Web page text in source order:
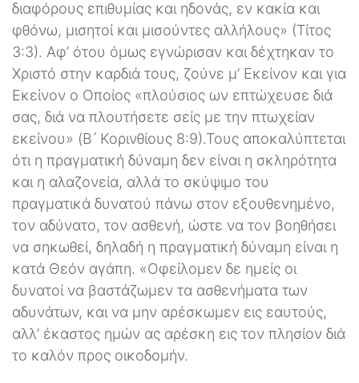
διαφόρους επιθυμίας και ηδονάς, εν κακία και
φθόνω, μισητοί και μισούντες αλλήλους» (Τίτος
3:3). Αφ’ ότου όμως εγνώρισαν και δέχτηκαν το
Χριστό στην καρδιά τους, ζούνε μ’ Εκείνον και για
Εκείνον ο Οποίος «πλούσιος ων επτώχευσε διά
σας, διά να πλουτήσετε σείς με την πτωχείαν
εκείνου» (B ́ Κορινθίους 8:9).Τους αποκαλύπτεται
ότι η πραγματική δύναμη δεν είναι η σκληρότητα
και η αλαζονεία, αλλά το σκύψιμο του
πραγματικά δυνατού πάνω στον εξουθενημένο,
τον αδύνατο, τον ασθενή, ώστε να τον βοηθήσει
να σηκωθεί, δηλαδή η πραγματική δύναμη είναι η
κατά Θεόν αγάπη. «Οφείλομεν δε ημείς οι
δυνατοί να βαστάζωμεν τα ασθενήματα των
αδυνάτων, και να μην αρέσκωμεν εις εαυτούς,
αλλ’ έκαστος ημών ας αρέσκη εις τον πλησίον διά
το καλόν προς οικοδομήν.